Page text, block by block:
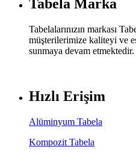
Tabela Marka
Tabelalarınızın markası
müşterilerimize kaliteyi ve
sunmaya devam etmektedir.
Hızlı Erişim
Alüminyum Tabela
Kompozit Tabela